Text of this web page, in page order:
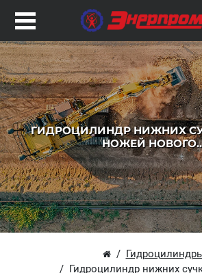
ГИДРОЦИЛИНДР НИЖНИХ
НОЖЕЙ
Гидроцилиндр нижних